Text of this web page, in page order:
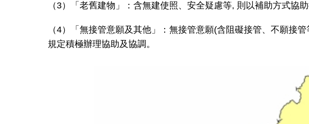
（3）「老舊建物」：含無建使照、安全疑慮等, 則以補助方式協助
（4）「無接管意願及其他」：無接管意願(含阻礙接管、不願接
規定積極辦理協助及協調。